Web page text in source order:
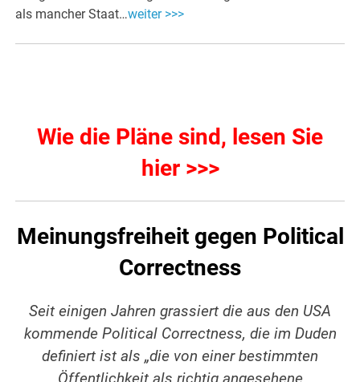
als mancher Staat…weiter >>>
Wie die Pläne sind, lesen Sie
hier >>>
Meinungsfreiheit gegen Political
Correctness
Seit einigen Jahren grassiert die aus den USA
kommende Political Correctness, die im Duden
definiert ist als „die von einer bestimmten